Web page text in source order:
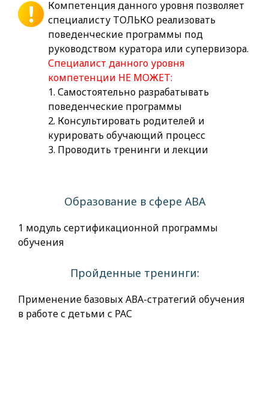
Компетенция данного уровня позволяет
специалисту ТОЛЬКО реализовать
поведенческие программы под
руководством куратора или супервизора.
Специалист данного уровня
компетенции НЕ МОЖЕТ:
1. Самостоятельно разрабатывать
поведенческие программы
2. Консультировать родителей и
курировать обучающий процесс
3. Проводить тренинги и лекции
Образование в сфере АВА
1 модуль сертификационной программы
обучения
Пройденные тренинги:
Применение базовых АВА-стратегий обучения
в работе с детьми с РАС